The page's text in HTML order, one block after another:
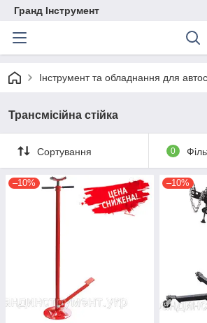
Гранд Інструмент
Інструмент та обладнання для
Трансмісійна стійка
Сортування 0
–10% –10%